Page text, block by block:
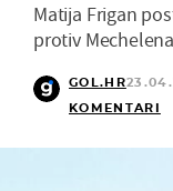
Matija Frigan
protiv
GOL.HR
KOMENTARI